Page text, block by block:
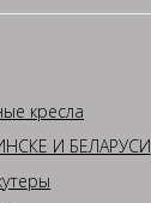
кресла
И БЕЛАРУСИ